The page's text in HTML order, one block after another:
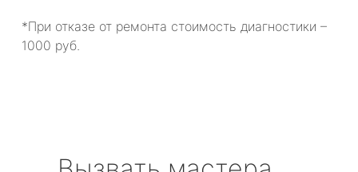
*При отказе от ремонта стоимость диагностики –
1000 руб.